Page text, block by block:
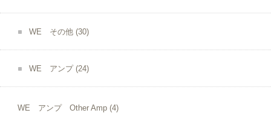
WE その他 (30)
WE アンプ (24)
WE アンプ Other Amp (4)